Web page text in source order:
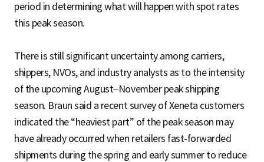
period in determining what will happen with spot rates
this peak season.
There is still significant uncertainty among carriers,
shippers, NVOs, and industry analysts as to the intensity
of the upcoming August–November peak shipping
season. Braun said a recent survey of Xeneta customers
indicated the “heaviest part” of the peak season may
have already occurred when retailers fast-forwarded
shipments during the spring and early summer to reduce